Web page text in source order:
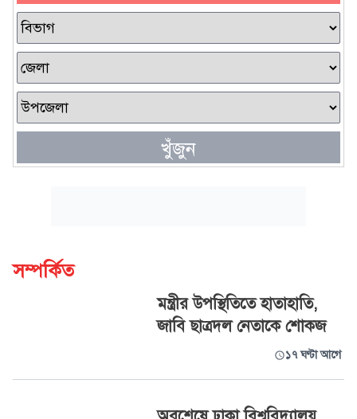
খুঁজুন
সম্পর্কিত
মন্ত্রীর উপস্থিতিতে হাতাহাতি,
জাবি ছাত্রদল নেতাকে শোকজ
১৭ ঘণ্টা আগে